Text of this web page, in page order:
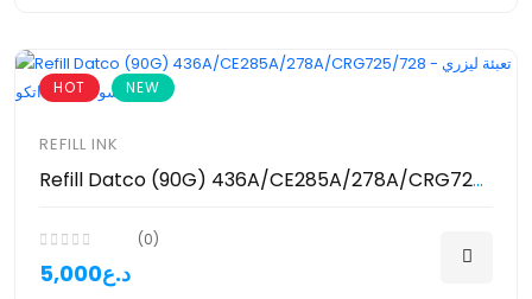
HOT NEW
REFILL INK
Refill Datco (90G) 436A/CE285A/278A/CRG725/728 - تعبئة ليزري اسود ماركة داتكو
(0)
5,000د.ع